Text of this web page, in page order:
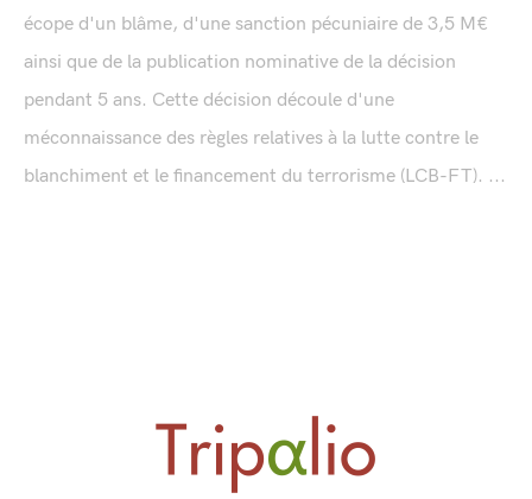
écope d'un blâme, d'une sanction pécuniaire de 3,5 M€
ainsi que de la publication nominative de la décision
pendant 5 ans. Cette décision découle d'une
méconnaissance des règles relatives à la lutte contre le
blanchiment et le financement du terrorisme (LCB-FT). ...